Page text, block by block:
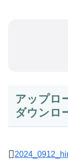
アップロ
ダウンロ